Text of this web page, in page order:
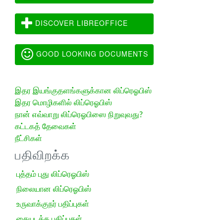
DISCOVER LIBREOFFICE
GOOD LOOKING DOCUMENTS
இதர இயங்குதளங்களுக்கான லிப்ரெஓபிஸ்
இதர மொழிகளில் லிப்ரெஓபிஸ்
நான் எவ்வாறு லிப்ரெஓபிஸை நிறுவுவது?
கட்டகத் தேவைகள்
நீட்சிகள்
பதிவிறக்க
புத்தம் புது லிப்ரெஓபிஸ்
நிலையான லிப்ரெஓபிஸ்
உருவாக்குநர் பதிப்புகள்